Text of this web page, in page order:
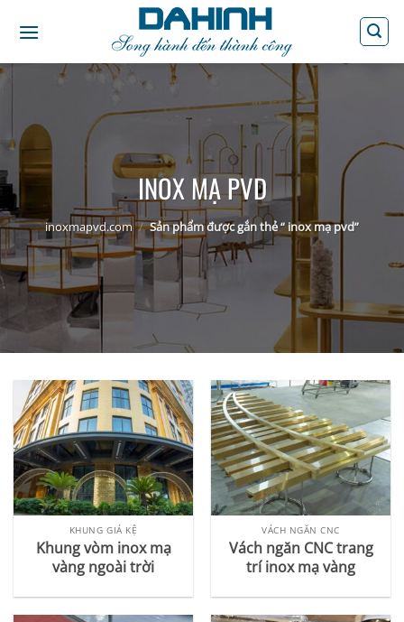
qua
dung
INOX MẠ PVD
inoxmapvd.com / Sản phẩm được gắn thẻ “ inox mạ pvd”
KHUNG GIÁ KỆ
Khung vòm inox mạ
vàng ngoài trời
VÁCH NGĂN CNC
Vách ngăn CNC trang
trí inox mạ vàng